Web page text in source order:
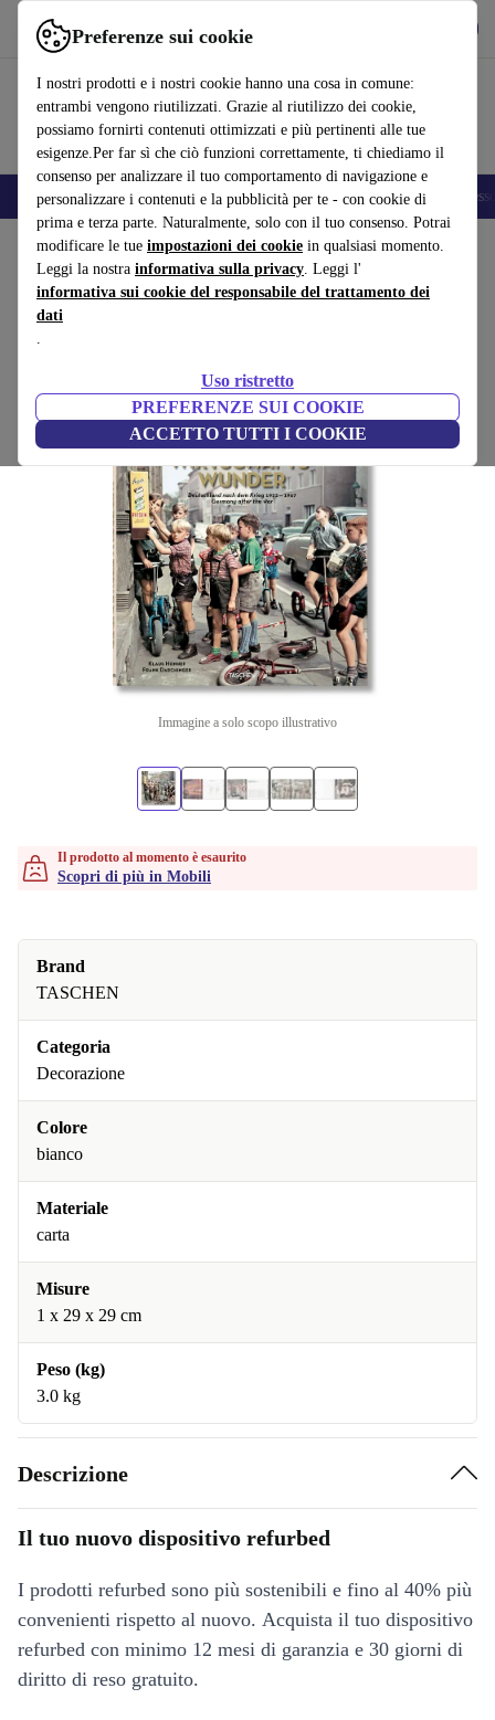
Preferenze sui cookie
I nostri prodotti e i nostri cookie hanno una cosa in comune:
entrambi vengono riutilizzati. Grazie al riutilizzo dei cookie,
possiamo fornirti contenuti ottimizzati e più pertinenti alle tue
esigenze.Per far sì che ciò funzioni correttamente, ti chiediamo il
consenso per analizzare il tuo comportamento di navigazione e
personalizzare i contenuti e la pubblicità per te - con cookie di
prima e terza parte. Naturalmente, solo con il tuo consenso. Potrai
modificare le tue impostazioni dei cookie in qualsiasi momento.
Leggi la nostra informativa sulla privacy. Leggi l'
informativa sui cookie del responsabile del trattamento dei
dati
.
Uso ristretto
PREFERENZE SUI COOKIE
ACCETTO TUTTI I COOKIE
Usa refurbed in modo rapido e semplice
🎒 Back to school Smartphone Portatili Tablet Smartwatch
Home Prodotti Casa Mobili
Josef Heinrich Darchinger.
Wirtschaftswunder
(Raccolta recensioni)
Immagine a solo scopo illustrativo
Il prodotto al momento è esaurito
Scopri di più in Mobili
Brand
TASCHEN
Categoria
Decorazione
Colore
bianco
Materiale
carta
Misure
1 x 29 x 29 cm
Peso (kg)
3.0 kg
Descrizione
Il tuo nuovo dispositivo refurbed
I prodotti refurbed sono più sostenibili e fino al 40% più
convenienti rispetto al nuovo. Acquista il tuo dispositivo
refurbed con minimo 12 mesi di garanzia e 30 giorni di
diritto di reso gratuito.